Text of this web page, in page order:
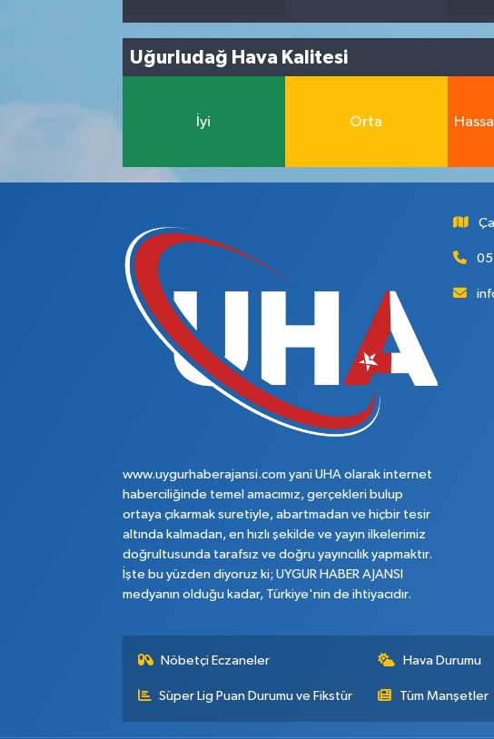
Uğurludağ Hava Kalitesi
İyi Orta
www.uygurhaberajansi.com yani UHA olarak internet
haberciliğinde temel amacımız, gerçekleri bulup
ortaya çıkarmak suretiyle, abartmadan ve hiçbir tesir
altında kalmadan, en hızlı şekilde ve yayın ilkelerimiz
doğrultusunda tarafsız ve doğru yayıncılık yapmaktır.
İşte bu yüzden diyoruz ki; UYGUR HABER AJANSI
medyanın olduğu kadar, Türkiye'nin de ihtiyacıdır.
Nöbetçi Eczaneler Hava Durumu
Süper Lig Puan Durumu ve Fikstür Tüm Manşetler